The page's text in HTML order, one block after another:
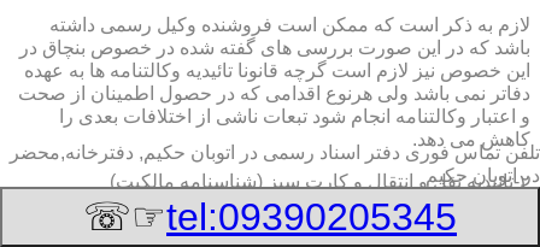
لازم به ذکر است که ممکن است فروشنده وکیل رسمی داشته
باشد که در این صورت بررسی های گفته شده در خصوص بنچاق در
این خصوص نیز لازم است گرچه قانونا تائیدیه وکالتنامه ها به عهده
دفاتر نمی باشد ولی هرنوع اقدامی که در حصول اطمینان از صحت
و اعتبار وکالتنامه انجام شود تبعات ناشی از اختلافات بعدی را
کاهش می دهد.
۲-تائیدیه نقل و انتقال و کارت سبز (شناسنامه مالکیت)
برگ تائیدیه نقل و انتقال صادره از مراکز تعویض پلاک حاوی
تلفن تماس فوری دفتر اسناد رسمی در اتوبان حکیم, دفترخانه,محضر
در اتوبان حکیم
tel:09390205345
☞☏